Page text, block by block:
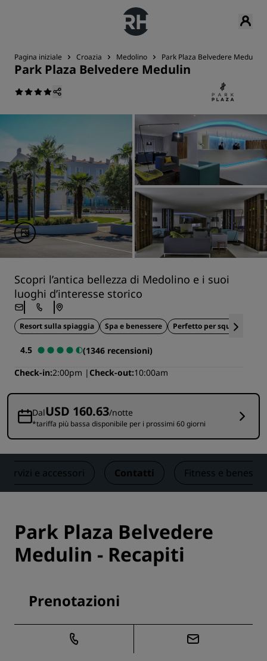
Pagina iniziale Croazia Medolino Park Plaza Belvedere Medulin
Park Plaza Belvedere Medulin
Scopri l’antica bellezza di Medolino e i suoi
luoghi d’interesse storico
Resort sulla spiaggia Spa e benessere Perfetto per squadre
4.5
(1346 recensioni)
Check-in 2:00pm Check-out 10:00am
DalUSD 160.63/notte
*tariffa più bassa disponibile per i prossimi 60 giorni
Servizi e accessori Contatti Fitness e
Park Plaza Belvedere
Medulin - Recapiti
Prenotazioni